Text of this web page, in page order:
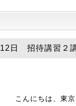
日 招待講習２
こんにちは、東